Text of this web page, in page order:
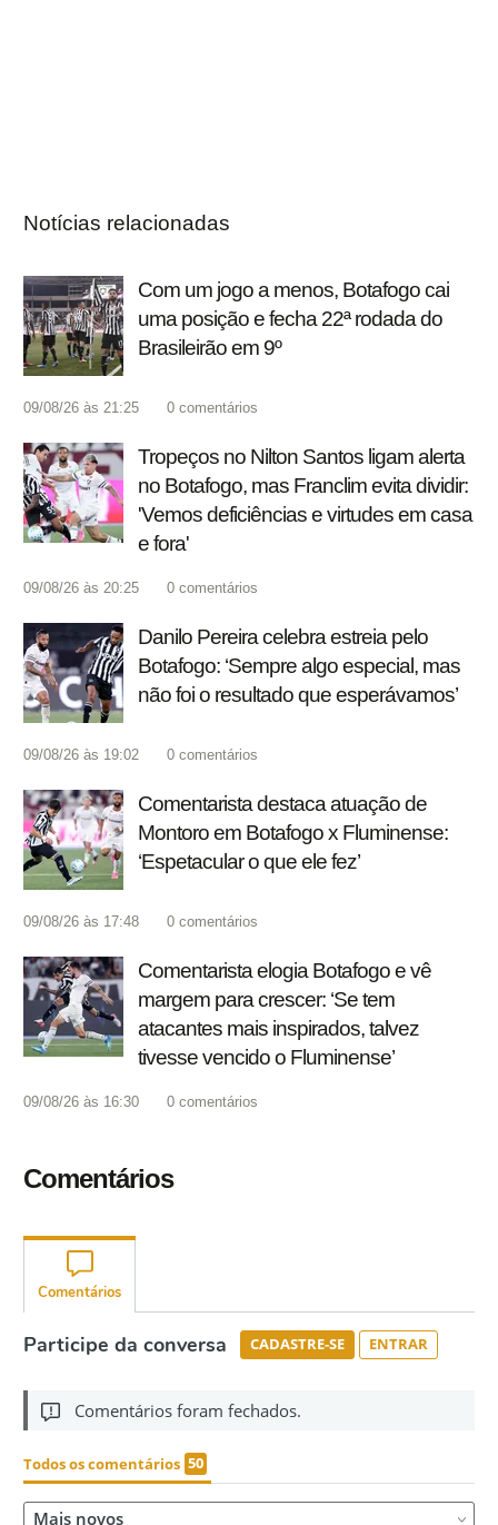
Notícias relacionadas
Com um jogo a menos, Botafogo cai
uma posição e fecha 22ª rodada do
Brasileirão em 9º
09/08/26 às 21:25 0 comentários
Tropeços no Nilton Santos ligam alerta
no Botafogo, mas Franclim evita dividir:
'Vemos deficiências e virtudes em casa
e fora'
09/08/26 às 20:25 0 comentários
Danilo Pereira celebra estreia pelo
Botafogo: ‘Sempre algo especial, mas
não foi o resultado que esperávamos’
09/08/26 às 19:02 0 comentários
Comentarista destaca atuação de
Montoro em Botafogo x Fluminense:
‘Espetacular o que ele fez’
09/08/26 às 17:48 0 comentários
Comentarista elogia Botafogo e vê
margem para crescer: ‘Se tem
atacantes mais inspirados, talvez
tivesse vencido o Fluminense’
09/08/26 às 16:30 0 comentários
Comentários